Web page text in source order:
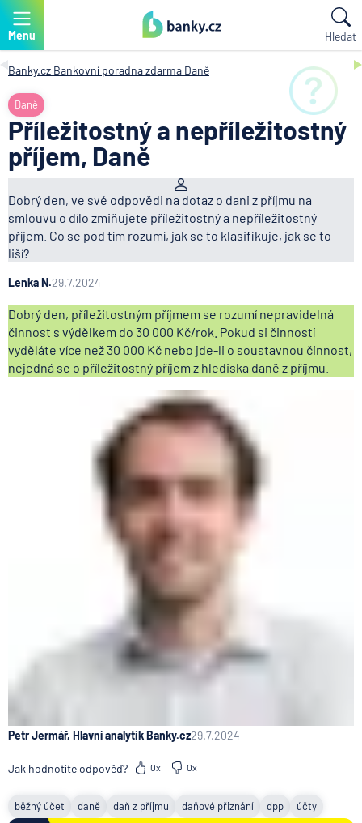
Menu Hledat
Banky.cz Bankovní poradna zdarma Daně
Daně
Příležitostný a nepříležitostný
příjem, Daně
Dobrý den, ve své odpovědi na dotaz o dani z příjmu na
smlouvu o dílo zmiňujete příležitostný a nepříležitostný
příjem. Co se pod tím rozumí, jak se to klasifikuje, jak se to
liší?
Lenka N.29.7.2024
Dobrý den, příležitostným příjmem se rozumí nepravidelná
činnost s výdělkem do 30 000 Kč/rok. Pokud si činností
vyděláte více než 30 000 Kč nebo jde-li o soustavnou činnost,
nejedná se o příležitostný příjem z hlediska daně z příjmu.
Petr Jermář, Hlavní analytik Banky.cz29.7.2024
Jak hodnotíte odpověď? 0x 0x
běžný účet daně daň z příjmu daňové přiznání dpp účty